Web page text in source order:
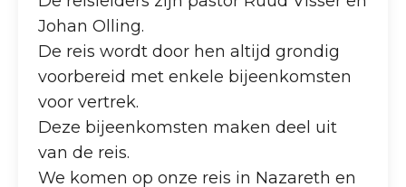
Johan Olling.
De reis wordt door hen altijd grondig
voorbereid met enkele bijeenkomsten
voor vertrek.
Deze bijeenkomsten maken deel uit
van de reis.
We komen op onze reis in Nazareth en